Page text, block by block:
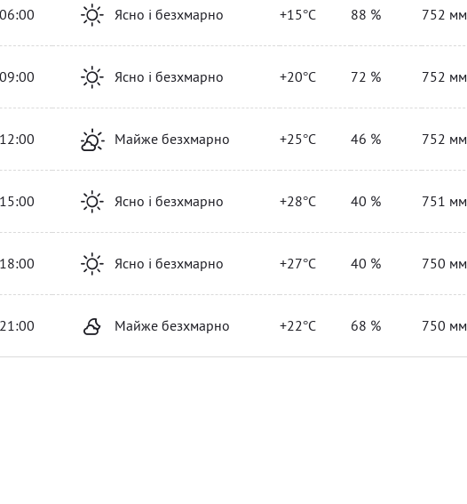
06:00 Ясно і безхмарно +15°C 88 % 752 мм
09:00 Ясно і безхмарно +20°C 72 % 752 мм
12:00 Майже безхмарно +25°C 46 % 752 мм
15:00 Ясно і безхмарно +28°C 40 % 751 мм
18:00 Ясно і безхмарно +27°C 40 % 750 мм
21:00 Майже безхмарно +22°C 68 % 750 мм